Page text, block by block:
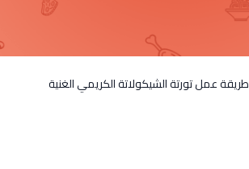
طريقة عمل تورتة الشيكولاتة الكريمي الغنية